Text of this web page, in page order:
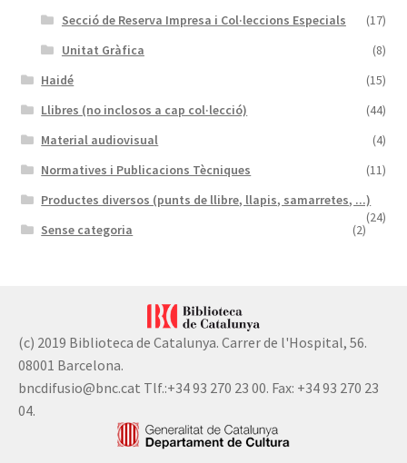
Secció de Reserva Impresa i Col·leccions Especials
(17)
Unitat Gràfica
(8)
Haidé
(15)
Llibres (no inclosos a cap col·lecció)
(44)
Material audiovisual
(4)
Normatives i Publicacions Tècniques
(11)
Productes diversos (punts de llibre, llapis, samarretes, ...)
(24)
Sense categoria (2)
(c) 2019 Biblioteca de Catalunya. Carrer de l'Hospital, 56.
08001 Barcelona.
bncdifusio@bnc.cat Tlf.:+34 93 270 23 00. Fax: +34 93 270 23
04.